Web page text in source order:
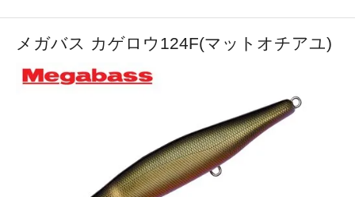
メガバス カゲロウ124F(マットオチアユ)